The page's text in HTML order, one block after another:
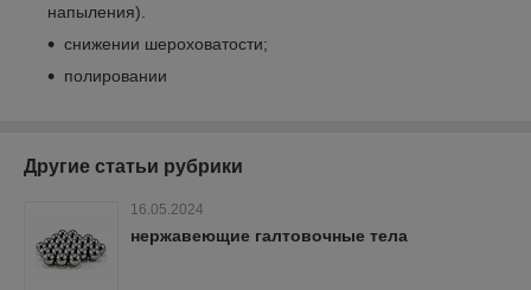
напыления).
снижении шероховатости;
полировании
Другие статьи рубрики
16.05.2024
нержавеющие галтовочные тела